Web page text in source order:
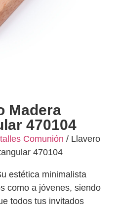
Madera
470104
Comunión / Llavero
470104
estética minimalista
como a jóvenes, siendo
todos tus invitados